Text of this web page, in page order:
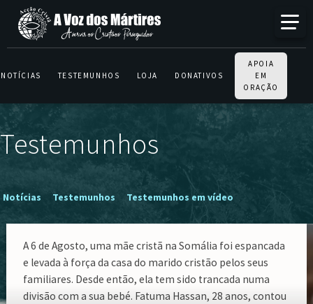
NOTÍCIAS TESTEMUNHOS LOJA DONATIVOS
APOIA
EM
ORAÇÃO
Testemunhos
Notícias Testemunhos Testemunhos em vídeo
A 6 de Agosto, uma mãe cristã na Somália foi espancada
e levada à força da casa do marido cristão pelos seus
familiares. Desde então, ela tem sido trancada numa
divisão com a sua bebé. Fatuma Hassan, 28 anos, contou